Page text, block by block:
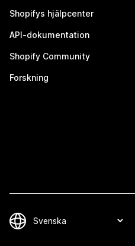
Shopifys hjälpcenter
API-dokumentation
Shopify Community
Forskning